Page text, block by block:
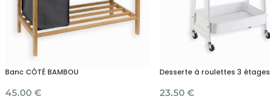
Banc CÔTÉ BAMBOU
45.00 €
Desserte à roulettes 3 étages
23.50 €